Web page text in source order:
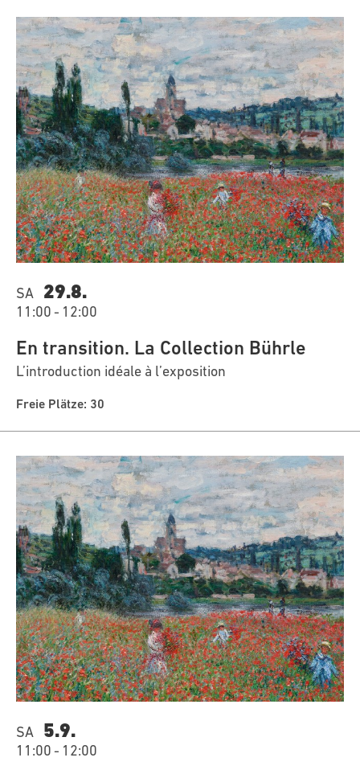
SA 29.8.
11:00- 12:00
En transition. La Collection Bührle
L’introduction idéale à l’exposition
Freie Plätze: 30
SA 5.9.
11:00- 12:00